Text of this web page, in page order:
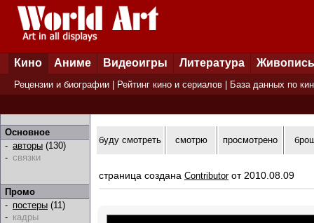
Кино Аниме Видеоигры Литература Живопись
Рецензии и биографии Рейтинг кино и сериалов База данных по
Основное
- авторы (130)
- связки
Промо
- постеры (11)
- кадры
буду смотреть смотрю просмотрено
страница создана Contributorот 2010.08.09